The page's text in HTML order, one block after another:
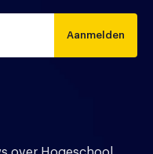
Aanmelden